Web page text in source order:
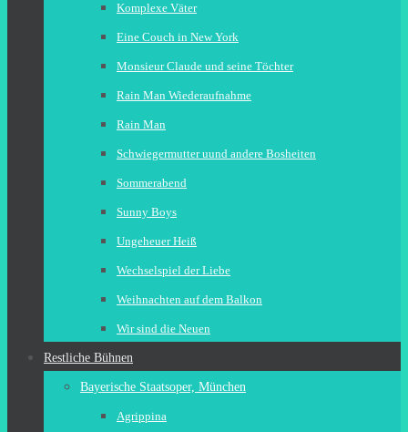
Komplexe Väter
Eine Couch in New York
Monsieur Claude und seine Töchter
Rain Man Wiederaufnahme
Rain Man
Schwiegermutter uund andere Bosheiten
Sommerabend
Sunny Boys
Ungeheuer Heiß
Wechselspiel der Liebe
Weihnachten auf dem Balkon
Wir sind die Neuen
Restliche Bühnen
Bayerische Staatsoper, München
Agrippina